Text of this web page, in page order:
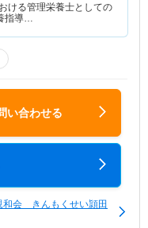
ける管理栄養士としての
指導…
い合わせる
和会 きんもくせい頴田